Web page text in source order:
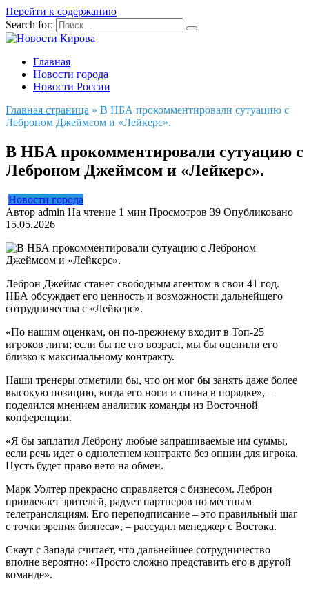
Перейти к содержанию
Search for:
Главная
Новости города
Новости России
Главная страница » В НБА прокомментировали сутуацию с
Леброном Джеймсом и «Лейкерс».
В НБА прокомментировали сутуацию с
Леброном Джеймсом и «Лейкерс».
Новости города
Автор admin На чтение 1 мин Просмотров 39 Опубликовано
15.05.2026
Леброн Джеймс станет свободным агентом в свои 41 год.
НБА обсуждает его ценность и возможности дальнейшего
сотрудничества с «Лейкерс».
«По нашим оценкам, он по-прежнему входит в Топ-25
игроков лиги; если бы не его возраст, мы бы оценили его
близко к максимальному контракту.
Наши тренеры отметили бы, что он мог бы занять даже более
высокую позицию, когда его ноги и спина в порядке», –
поделился мнением аналитик команды из Восточной
конференции.
«Я бы заплатил Леброну любые запрашиваемые им суммы,
если речь идет о однолетнем контракте без опции для игрока.
Пусть будет право вето на обмен.
Марк Уолтер прекрасно справляется с бизнесом. Леброн
привлекает зрителей, радует партнеров по местным
телетрансляциям. Его переподписание – это правильный шаг
с точки зрения бизнеса», – рассудил менеджер с Востока.
Скаут с Запада считает, что дальнейшее сотрудничество
вполне вероятно: «Просто сложно представить его в другой
команде».